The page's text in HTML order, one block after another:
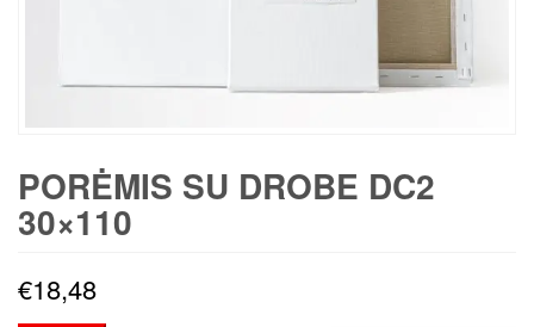
PORĖMIS SU DROBE DC2
30×110
€18,48